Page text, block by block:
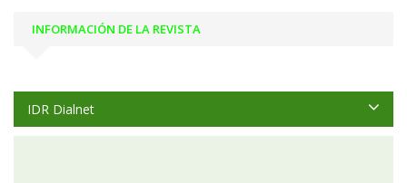
INFORMACIÓN DE LA REVISTA
IDR Dialnet